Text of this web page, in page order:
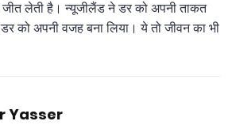
लेती है। न्यूजीलैंड ने डर को अपनी ताकत
को अपनी वजह बना लिया। ये तो जीवन का भी
Yasser